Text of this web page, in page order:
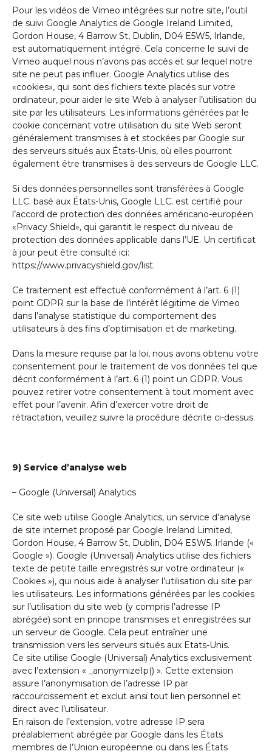
Pour les vidéos de Vimeo intégrées sur notre site, l’outil
de suivi Google Analytics de Google Ireland Limited,
Gordon House, 4 Barrow St, Dublin, D04 E5W5, Irlande,
est automatiquement intégré. Cela concerne le suivi de
Vimeo auquel nous n’avons pas accès et sur lequel notre
site ne peut pas influer. Google Analytics utilise des
«cookies», qui sont des fichiers texte placés sur votre
ordinateur, pour aider le site Web à analyser l’utilisation du
site par les utilisateurs. Les informations générées par le
cookie concernant votre utilisation du site Web seront
généralement transmises à et stockées par Google sur
des serveurs situés aux États-Unis, où elles pourront
également être transmises à des serveurs de Google LLC.
Si des données personnelles sont transférées à Google
LLC. basé aux États-Unis, Google LLC. est certifié pour
l’accord de protection des données américano-européen
«Privacy Shield», qui garantit le respect du niveau de
protection des données applicable dans l’UE. Un certificat
à jour peut être consulté ici:
https://www.privacyshield.gov/list.
Ce traitement est effectué conformément à l’art. 6 (1)
point GDPR sur la base de l’intérêt légitime de Vimeo
dans l’analyse statistique du comportement des
utilisateurs à des fins d’optimisation et de marketing.
Dans la mesure requise par la loi, nous avons obtenu votre
consentement pour le traitement de vos données tel que
décrit conformément à l’art. 6 (1) point un GDPR. Vous
pouvez retirer votre consentement à tout moment avec
effet pour l’avenir. Afin d’exercer votre droit de
rétractation, veuillez suivre la procédure décrite ci-dessus.
9) Service d’analyse web
– Google (Universal) Analytics
Ce site web utilise Google Analytics, un service d’analyse
de site internet proposé par Google Ireland Limited,
Gordon House, 4 Barrow St, Dublin, D04 ESW5. Irlande («
Google »). Google (Universal) Analytics utilise des fichiers
texte de petite taille enregistrés sur votre ordinateur («
Cookies »), qui nous aide à analyser l’utilisation du site par
les utilisateurs. Les informations générées par les cookies
sur l’utilisation du site web (y compris l’adresse IP
abrégée) sont en principe transmises et enregistrées sur
un serveur de Google. Cela peut entraîner une
transmission vers les serveurs situés aux Etats-Unis.
Ce site utilise Google (Universal) Analytics exclusivement
avec l’extension « _anonymizeIp() ». Cette extension
assure l’anonymisation de l’adresse IP par
raccourcissement et exclut ainsi tout lien personnel et
direct avec l’utilisateur.
En raison de l’extension, votre adresse IP sera
préalablement abrégée par Google dans les États
membres de l’Union européenne ou dans les États